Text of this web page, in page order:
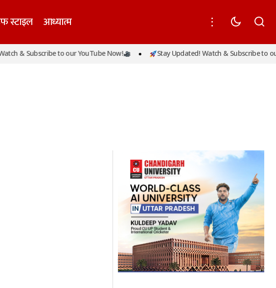
स्टाइल आध्यात्म
& Subscribe to our YouTube Now! Stay Updated! Watch & Subscribe to our